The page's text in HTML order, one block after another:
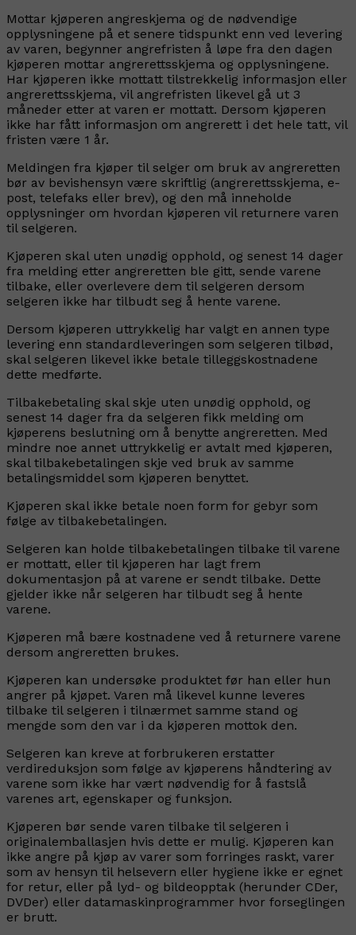
Mottar kjøperen angreskjema og de nødvendige
opplysningene på et senere tidspunkt enn ved levering
av varen, begynner angrefristen å løpe fra den dagen
kjøperen mottar angrerettsskjema og opplysningene.
Har kjøperen ikke mottatt tilstrekkelig informasjon eller
angrerettsskjema, vil angrefristen likevel gå ut 3
måneder etter at varen er mottatt. Dersom kjøperen
ikke har fått informasjon om angrerett i det hele tatt, vil
fristen være 1 år.
Meldingen fra kjøper til selger om bruk av angreretten
bør av bevishensyn være skriftlig (angrerettsskjema, e-
post, telefaks eller brev), og den må inneholde
opplysninger om hvordan kjøperen vil returnere varen
til selgeren.
Kjøperen skal uten unødig opphold, og senest 14 dager
fra melding etter angreretten ble gitt, sende varene
tilbake, eller overlevere dem til selgeren dersom
selgeren ikke har tilbudt seg å hente varene.
Dersom kjøperen uttrykkelig har valgt en annen type
levering enn standardleveringen som selgeren tilbød,
skal selgeren likevel ikke betale tilleggskostnadene
dette medførte.
Tilbakebetaling skal skje uten unødig opphold, og
senest 14 dager fra da selgeren fikk melding om
kjøperens beslutning om å benytte angreretten. Med
mindre noe annet uttrykkelig er avtalt med kjøperen,
skal tilbakebetalingen skje ved bruk av samme
betalingsmiddel som kjøperen benyttet.
Kjøperen skal ikke betale noen form for gebyr som
følge av tilbakebetalingen.
Selgeren kan holde tilbakebetalingen tilbake til varene
er mottatt, eller til kjøperen har lagt frem
dokumentasjon på at varene er sendt tilbake. Dette
gjelder ikke når selgeren har tilbudt seg å hente
varene.
Kjøperen må bære kostnadene ved å returnere varene
dersom angreretten brukes.
Kjøperen kan undersøke produktet før han eller hun
angrer på kjøpet. Varen må likevel kunne leveres
tilbake til selgeren i tilnærmet samme stand og
mengde som den var i da kjøperen mottok den.
Selgeren kan kreve at forbrukeren erstatter
verdireduksjon som følge av kjøperens håndtering av
varene som ikke har vært nødvendig for å fastslå
varenes art, egenskaper og funksjon.
Kjøperen bør sende varen tilbake til selgeren i
originalemballasjen hvis dette er mulig. Kjøperen kan
ikke angre på kjøp av varer som forringes raskt, varer
som av hensyn til helsevern eller hygiene ikke er egnet
for retur, eller på lyd- og bildeopptak (herunder CDer,
DVDer) eller datamaskinprogrammer hvor forseglingen
er brutt.